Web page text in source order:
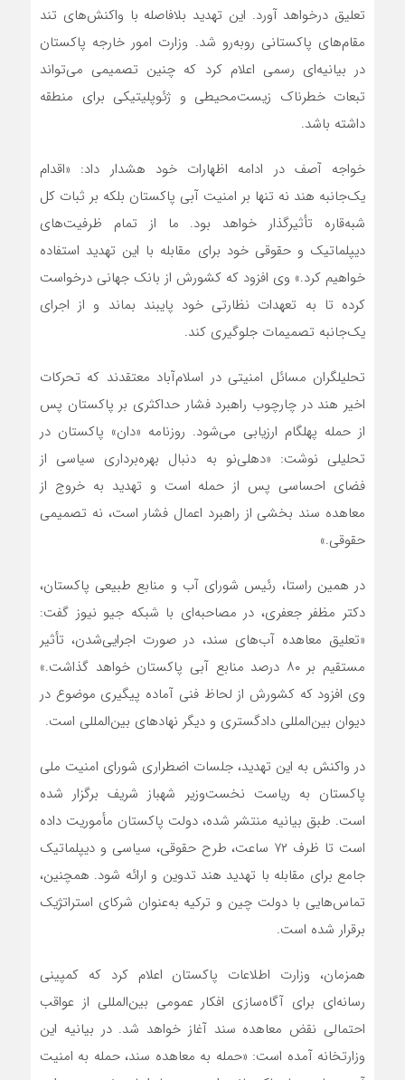
تعلیق درخواهد آورد. این تهدید بلافاصله با واکنش‌های تند
مقام‌های پاکستانی روبه‌رو شد. وزارت امور خارجه پاکستان
در بیانیه‌ای رسمی اعلام کرد که چنین تصمیمی می‌تواند
تبعات خطرناک زیست‌محیطی و ژئوپلیتیکی برای منطقه
داشته باشد.
خواجه آصف در ادامه اظهارات خود هشدار داد: «اقدام
یک‌جانبه هند نه تنها بر امنیت آبی پاکستان بلکه بر ثبات کل
شبه‌قاره تأثیرگذار خواهد بود. ما از تمام ظرفیت‌های
دیپلماتیک و حقوقی خود برای مقابله با این تهدید استفاده
خواهیم کرد.» وی افزود که کشورش از بانک جهانی درخواست
کرده تا به تعهدات نظارتی خود پایبند بماند و از اجرای
یک‌جانبه تصمیمات جلوگیری کند.
تحلیلگران مسائل امنیتی در اسلام‌آباد معتقدند که تحرکات
اخیر هند در چارچوب راهبرد فشار حداکثری بر پاکستان پس
از حمله پهلگام ارزیابی می‌شود. روزنامه «دان» پاکستان در
تحلیلی نوشت: «دهلی‌نو به دنبال بهره‌برداری سیاسی از
فضای احساسی پس از حمله است و تهدید به خروج از
معاهده سند بخشی از راهبرد اعمال فشار است، نه تصمیمی
حقوقی.»
در همین راستا، رئیس شورای آب و منابع طبیعی پاکستان،
دکتر مظفر جعفری، در مصاحبه‌ای با شبکه جیو نیوز گفت:
«تعلیق معاهده آب‌های سند، در صورت اجرایی‌شدن، تأثیر
مستقیم بر ۸۰ درصد منابع آبی پاکستان خواهد گذاشت.»
وی افزود که کشورش از لحاظ فنی آماده پیگیری موضوع در
دیوان بین‌المللی دادگستری و دیگر نهادهای بین‌المللی است.
در واکنش به این تهدید، جلسات اضطراری شورای امنیت ملی
پاکستان به ریاست نخست‌وزیر شهباز شریف برگزار شده
است. طبق بیانیه منتشر شده، دولت پاکستان مأموریت داده
است تا ظرف ۷۲ ساعت، طرح حقوقی، سیاسی و دیپلماتیک
جامع برای مقابله با تهدید هند تدوین و ارائه شود. همچنین،
تماس‌هایی با دولت چین و ترکیه به‌عنوان شرکای استراتژیک
برقرار شده است.
همزمان، وزارت اطلاعات پاکستان اعلام کرد که کمپینی
رسانه‌ای برای آگاه‌سازی افکار عمومی بین‌المللی از عواقب
احتمالی نقض معاهده سند آغاز خواهد شد. در بیانیه این
وزارتخانه آمده است: «حمله به معاهده سند، حمله به امنیت